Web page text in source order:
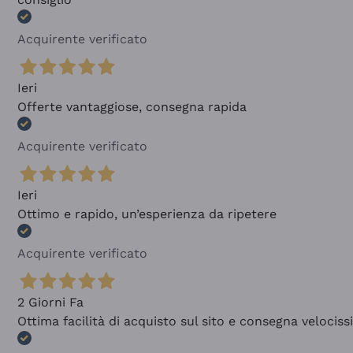
Acquirente verificato
Ieri
Offerte vantaggiose, consegna rapida
Acquirente verificato
Ieri
Ottimo e rapido, un’esperienza da ripetere
Acquirente verificato
2 Giorni Fa
Ottima facilità di acquisto sul sito e consegna